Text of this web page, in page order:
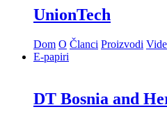
UnionTech
Dom O Članci Proizvodi
E-papiri
DT Bosnia and